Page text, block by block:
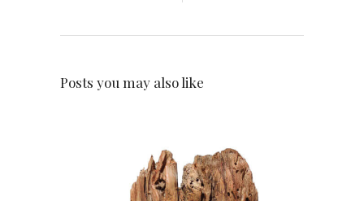
Posts you may also like